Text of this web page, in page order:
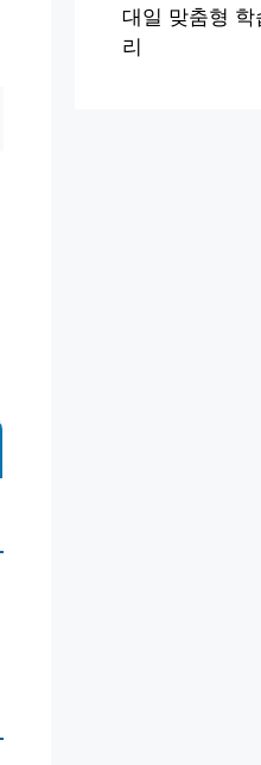
대일 맞춤형
리